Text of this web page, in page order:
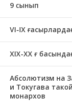
9 сынып
VI-IX
XIХ-XX ғ
Абсолютизм на
и Токугава
монархов